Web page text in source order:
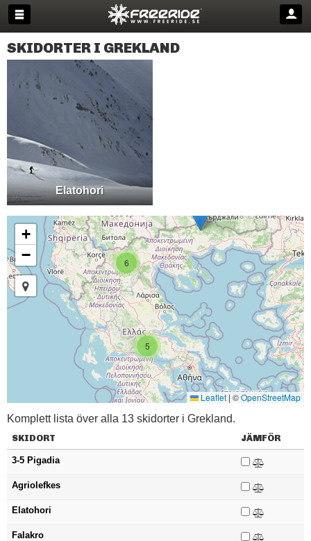
SKIDORTER I GREKLAND
Elatohori
5
6
+
−
Leaflet| ©OpenStreetMap
Komplett lista över alla 13 skidorter i Grekland.
SKIDORT JÄMFÖR
3-5 Pigadia
Agriolefkes
Elatohori
Falakro